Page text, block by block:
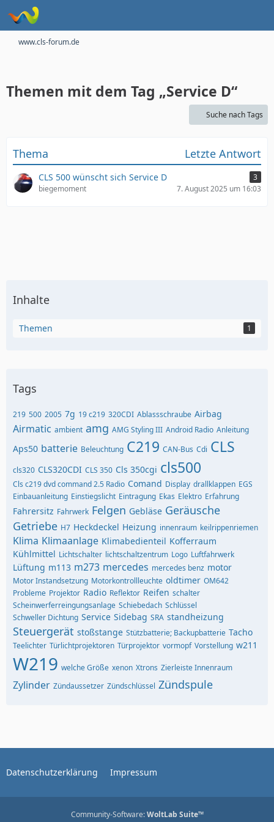
www.cls-forum.de
Themen mit dem Tag „Service D“
Suche nach Tags
Thema Letzte Antwort
CLS 500 wünscht sich Service D
3
biegemoment
7. August 2025 um 16:03
Inhalte
Themen 1
Tags
219 500 2005 7g 19 c219 320CDI Ablassschraube Airbag
Airmatic ambient amg AMG Styling III Android Radio Anleitung
Aps50 batterie Beleuchtung C219 CAN-Bus Cdi CLS
cls320 CLS320CDI CLS 350 Cls 350cgi cls500
Cls c219 dvd command 2.5 Radio Comand Display drallklappen EGS
Einbauanleitung Einstiegslicht Eintragung Ekas Elektro Erfahrung
Fahrersitz Fahrwerk Felgen Gebläse Geräusche
Getriebe H7 Heckdeckel Heizung innenraum keilrippenriemen
Klima Klimaanlage Klimabedienteil Kofferraum
Kühlmittel Lichtschalter lichtschaltzentrum Logo Luftfahrwerk
Lüftung m113 m273 mercedes mercedes benz motor
Motor Instandsetzung Motorkontrollleuchte oldtimer OM642
Probleme Projektor Radio Reflektor Reifen schalter
Scheinwerferreingungsanlage Schiebedach Schlüssel
Schweller Dichtung Service Sidebag SRA standheizung
Steuergerät stoßstange Stützbatterie; Backupbatterie Tacho
Teelichter Türlichtprojektoren Türprojektor vormopf Vorstellung w211
W219 welche Größe xenon Xtrons Zierleiste Innenraum
Zylinder Zündaussetzer Zündschlüssel Zündspule
Datenschutzerklärung Impressum
Community-Software:WoltLab Suite™